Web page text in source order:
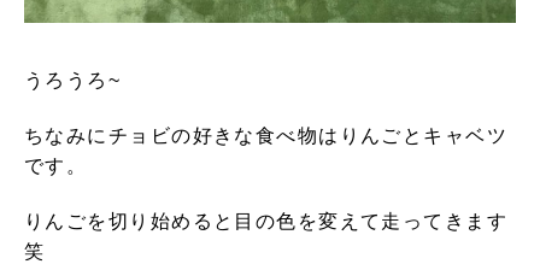
うろうろ~
ちなみにチョビの好きな食べ物はりんごとキャベツ
です。
りんごを切り始めると目の色を変えて走ってきます
笑